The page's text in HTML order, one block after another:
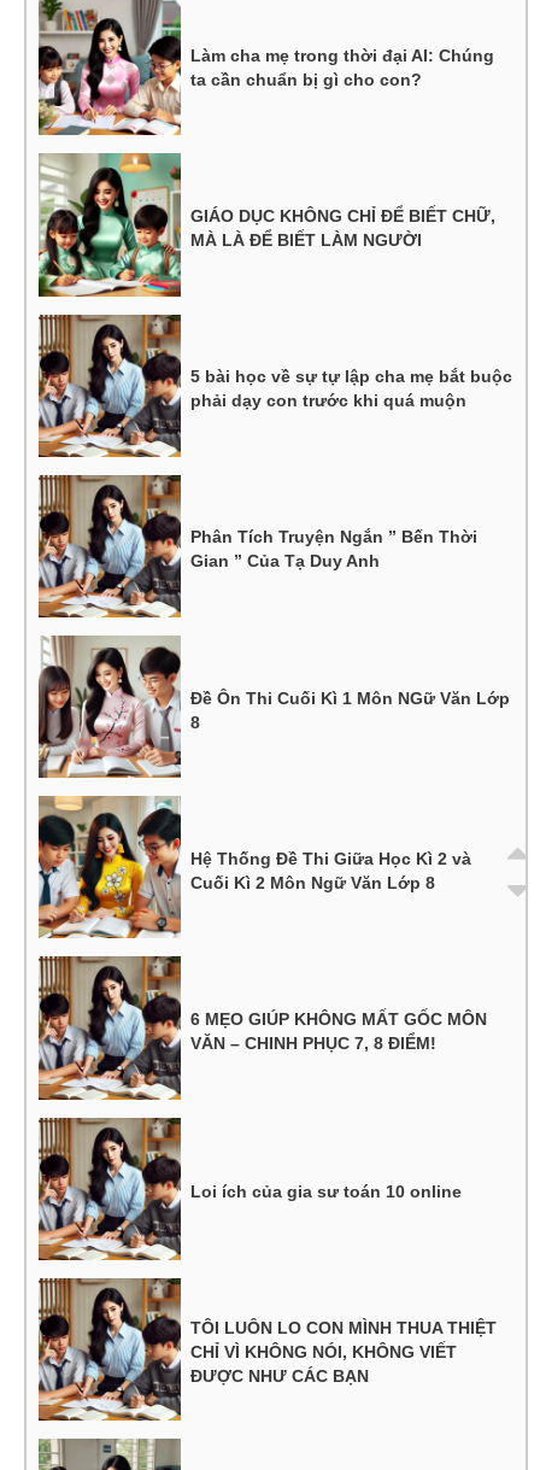
Làm cha mẹ trong thời đại AI: Chúng
ta cần chuẩn bị gì cho con?
GIÁO DỤC KHÔNG CHỈ ĐỂ BIẾT CHỮ,
MÀ LÀ ĐỂ BIẾT LÀM NGƯỜI
5 bài học về sự tự lập cha mẹ bắt buộc
phải dạy con trước khi quá muộn
Phân Tích Truyện Ngắn ” Bến Thời
Gian ” Của Tạ Duy Anh
Đề Ôn Thi Cuối Kì 1 Môn NGữ Văn Lớp
8
Hệ Thống Đề Thi Giữa Học Kì 2 và
Cuối Kì 2 Môn Ngữ Văn Lớp 8
6 MẸO GIÚP KHÔNG MẤT GỐC MÔN
VĂN – CHINH PHỤC 7, 8 ĐIỂM!
Loi ích của gia sư toán 10 online
TÔI LUÔN LO CON MÌNH THUA THIỆT
CHỈ VÌ KHÔNG NÓI, KHÔNG VIẾT
ĐƯỢC NHƯ CÁC BẠN